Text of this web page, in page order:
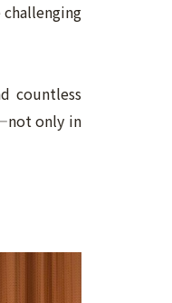
countless
only in